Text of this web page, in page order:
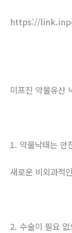
https://
미프진 약물유산
1. 약물낙태는 안
새로운 비외과적
2. 수술이 필요